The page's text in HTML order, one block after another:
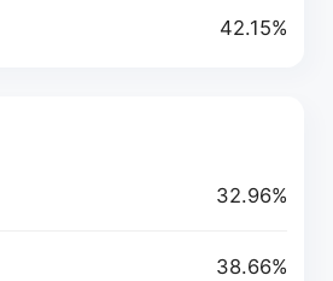
42.15%
32.96%
38.66%